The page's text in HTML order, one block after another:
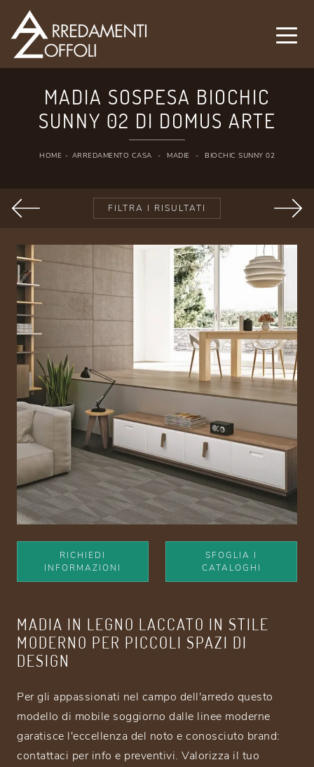
MADIA SOSPESA BIOCHIC
SUNNY 02 DI DOMUS ARTE
HOME - ARREDAMENTO CASA - MADIE - BIOCHIC SUNNY 02
FILTRA I RISULTATI
RICHIEDI
INFORMAZIONI
SFOGLIA I
CATALOGHI
MADIA IN LEGNO LACCATO IN STILE
MODERNO PER PICCOLI SPAZI DI
DESIGN
Per gli appassionati nel campo dell'arredo questo
modello di mobile soggiorno dalle linee moderne
garatisce l'eccellenza del noto e conosciuto brand:
contattaci per info e preventivi. Valorizza il tuo